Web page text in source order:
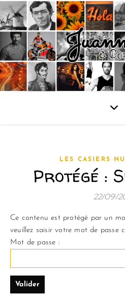
LES CASIERS
Protégé :
22/09/
Ce contenu est protégé par un
veuillez saisir votre mot de passe
Mot de passe :